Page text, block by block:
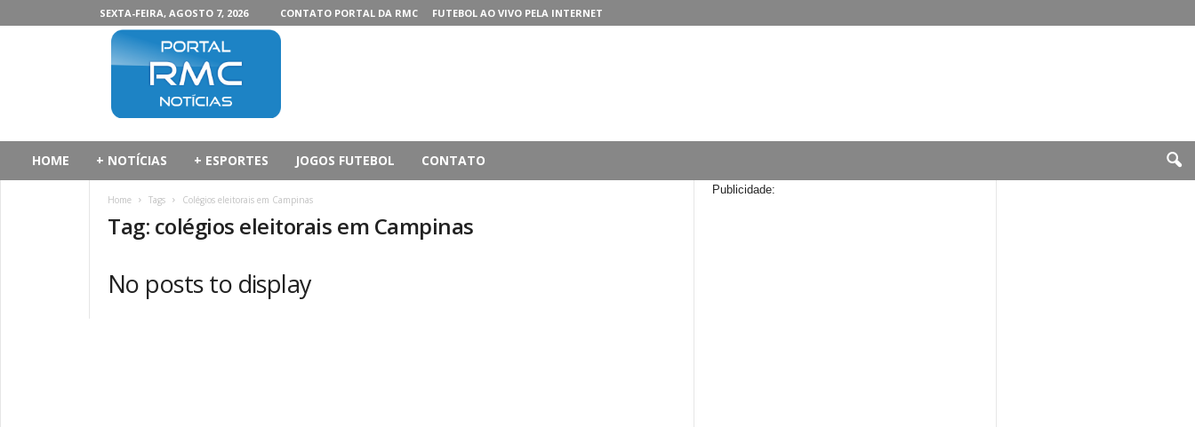
SEXTA-FEIRA, AGOSTO 7, 2026 CONTATO PORTAL DA RMC FUTEBOL AO VIVO PELA INTERNET
HOME + NOTÍCIAS + ESPORTES JOGOS FUTEBOL CONTATO
Home Tags Colégios eleitorais em Campinas
Tag: colégios eleitorais em Campinas
No posts to display
Publicidade: